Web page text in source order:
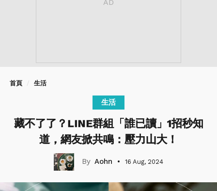
首頁 生活
生活
藏不了了？LINE群組「誰已讀」1招秒知
道，網友掀共鳴：壓力山大！
Aohn 16 Aug, 2024